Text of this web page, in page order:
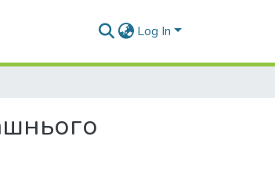
Log In